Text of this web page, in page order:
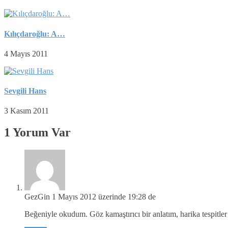
Kılıçdaroğlu: A…
4 Mayıs 2011
Sevgili Hans
3 Kasım 2011
1 Yorum Var
GezGin 1 Mayıs 2012 üzerinde 19:28 de
Beğeniyle okudum. Göz kamaştırıcı bir anlatım, harika